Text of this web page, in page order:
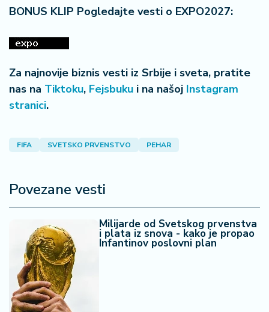
BONUS KLIP Pogledajte vesti o EXPO2027:
Za najnovije biznis vesti iz Srbije i sveta, pratite
nas na Tiktoku, Fejsbuku i na našoj Instagram
stranici.
FIFA SVETSKO PRVENSTVO PEHAR
Povezane vesti
Milijarde od Svetskog prvenstva
i plata iz snova - kako je propao
Infantinov poslovni plan